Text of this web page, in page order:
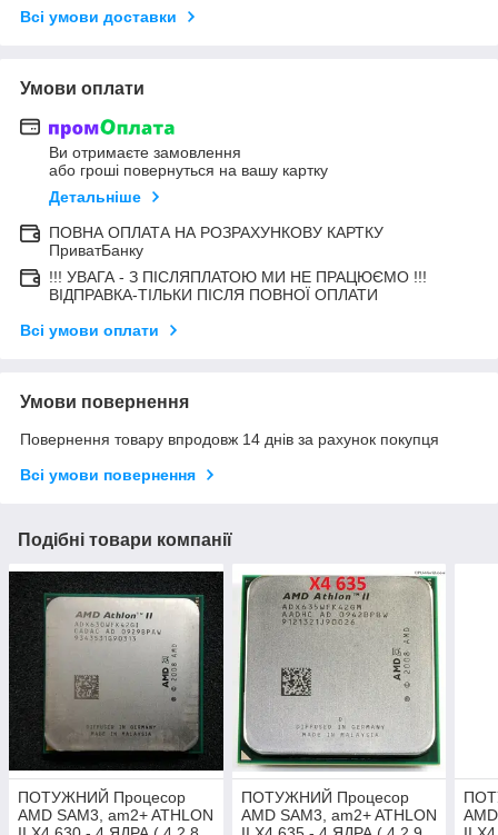
Всі умови доставки
Умови оплати
Ви отримаєте замовлення
або гроші повернуться на вашу картку
Детальніше
ПОВНА ОПЛАТА НА РОЗРАХУНКОВУ КАРТКУ
ПриватБанку
!!! УВАГА - З ПІСЛЯПЛАТОЮ МИ НЕ ПРАЦЮЄМО !!!
ВІДПРАВКА-ТІЛЬКИ ПІСЛЯ ПОВНОЇ ОПЛАТИ
Всі умови оплати
Умови повернення
Повернення товару впродовж 14 днів за рахунок покупця
Всі умови повернення
Подібні товари компанії
ПОТУЖНИЙ Процесор
AMD SAM3, am2+ ATHLON
ПОТУЖНИЙ Процесор
AMD SAM3, am2+ ATHLON